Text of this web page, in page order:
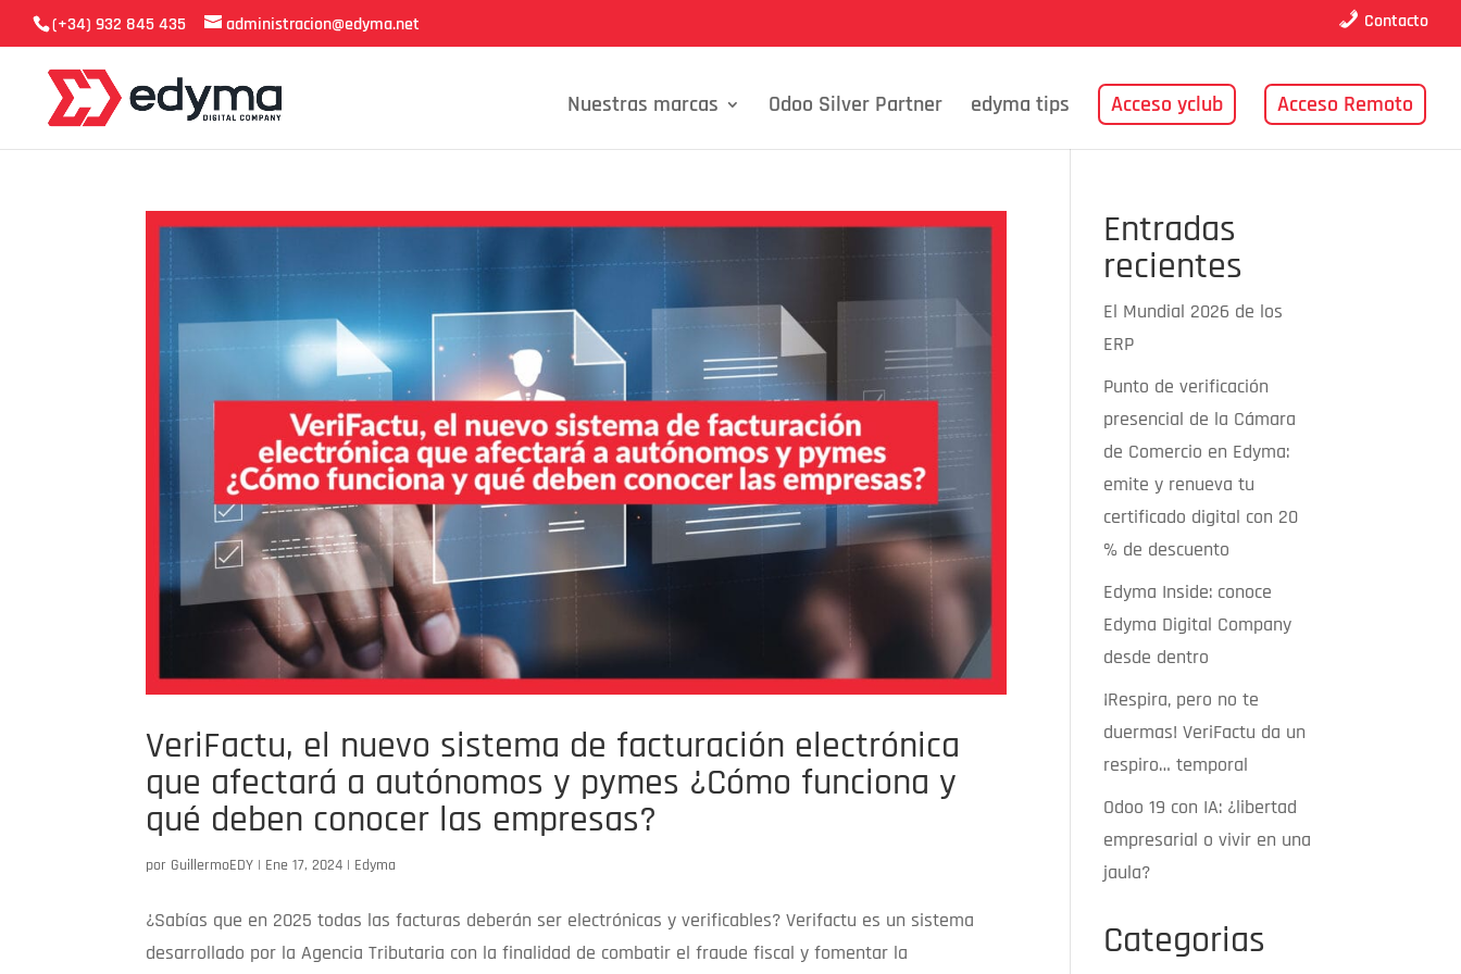
(+34) 932 845 435 administracion@edyma.net Contacto
Nuestras marcas Odoo Silver Partner edyma tips Acceso yclub Acceso Remoto
VeriFactu, el nuevo sistema de facturación electrónica
que afectará a autónomos y pymes ¿Cómo funciona y
qué deben conocer las empresas?
por GuillermoEDY | Ene 17, 2024 | Edyma
¿Sabías que en 2025 todas las facturas deberán ser electrónicas y verificables? Verifactu es un sistema
desarrollado por la Agencia Tributaria con la finalidad de combatir el fraude fiscal y fomentar la
Entradas
recientes
El Mundial 2026 de los
ERP
Punto de verificación
presencial de la Cámara
de Comercio en Edyma:
emite y renueva tu
certificado digital con 20
% de descuento
Edyma Inside: conoce
Edyma Digital Company
desde dentro
¡Respira, pero no te
duermas! VeriFactu da un
respiro… temporal
Odoo 19 con IA: ¿libertad
empresarial o vivir en una
jaula?
Categorias